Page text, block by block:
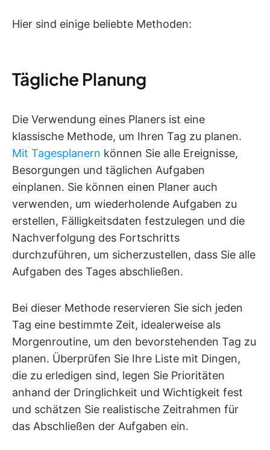
Hier sind einige beliebte Methoden:
Tägliche Planung
Die Verwendung eines Planers ist eine
klassische Methode, um Ihren Tag zu planen.
Mit Tagesplanern können Sie alle Ereignisse,
Besorgungen und täglichen Aufgaben
einplanen. Sie können einen Planer auch
verwenden, um wiederholende Aufgaben zu
erstellen, Fälligkeitsdaten festzulegen und die
Nachverfolgung des Fortschritts
durchzuführen, um sicherzustellen, dass Sie alle
Aufgaben des Tages abschließen.
Bei dieser Methode reservieren Sie sich jeden
Tag eine bestimmte Zeit, idealerweise als
Morgenroutine, um den bevorstehenden Tag zu
planen. Überprüfen Sie Ihre Liste mit Dingen,
die zu erledigen sind, legen Sie Prioritäten
anhand der Dringlichkeit und Wichtigkeit fest
und schätzen Sie realistische Zeitrahmen für
das Abschließen der Aufgaben ein.